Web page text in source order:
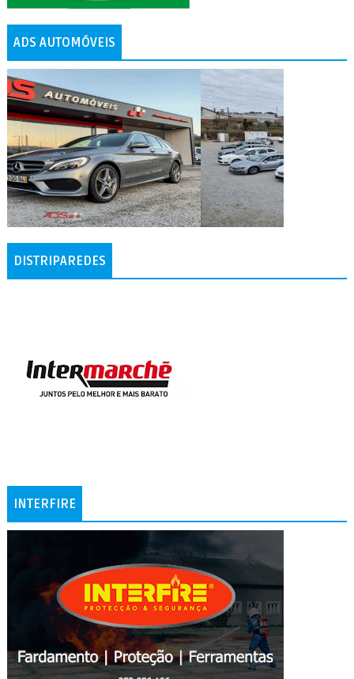
ADS AUTOMÓVEIS
DISTRIPAREDES
INTERFIRE